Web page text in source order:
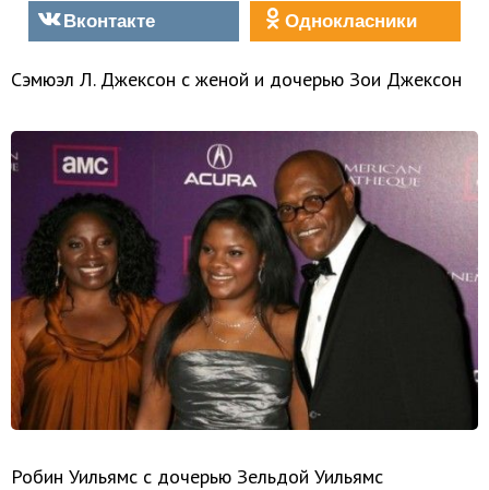
Вконтакте
Однокласники
Сэмюэл Л. Джексон с женой и дочерью Зои Джексон
Робин Уильямс с дочерью Зельдой Уильямс